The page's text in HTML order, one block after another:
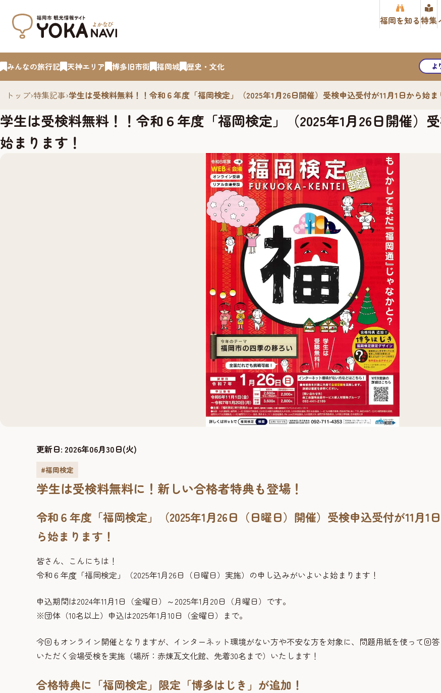
福岡を知る特集
みんなの旅行記 天神エリア 博多旧市街 福岡城 歴史・文化 よ
トップ›特集記事›学生は受検料無料！！令和６年度「福岡検定」（2025年1月26日開催）受検申込受付が11月1日から始ま
学生は受検料無料！！令和６年度「福岡検定」（2025年1月26日開催）
始まります！
更新日: 2026年06月30日(火)
#福岡検定
学生は受検料無料に！新しい合格者特典も登場！
令和６年度「福岡検定」（2025年1月26日（日曜日）開催）受検申込受付が11月1
ら始まります！
皆さん、こんにちは！
令和６年度「福岡検定」（2025年1月26日（日曜日）実施）の申し込みがいよいよ始まります！
申込期間は2024年11月1日（金曜日）～2025年1月20日（月曜日）です。
※団体（10名以上）申込は2025年1月10日（金曜日）まで。
今回もオンライン開催となりますが、インターネット環境がない方や不安な方を対象に、問題用紙を使って回
いただく会場受検を実施（場所：赤煉瓦文化館、先着30名まで）いたします！
合格特典に「福岡検定」限定「博多はじき」が追加！